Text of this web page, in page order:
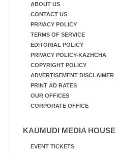
കുട്ടികൾABOUT US
CONTACT US
PRIVACY POLICY
TERMS OF SERVICE
EDITORIAL POLICY
PRIVACY POLICY-KAZHCHA
COPYRIGHT POLICY
ADVERTISEMENT DISCLAIMER
PRINT AD RATES
OUR OFFICES
CORPORATE OFFICE
KAUMUDI MEDIA HOUSE
EVENT TICKETS